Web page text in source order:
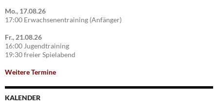
Mo., 17.08.26
17:00 Erwachsenentraining (Anfänger)
Fr., 21.08.26
16:00 Jugendtraining
19:30 freier Spielabend
Weitere Termine
KALENDER